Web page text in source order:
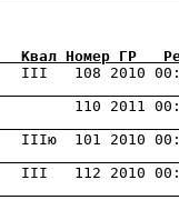
Квал Номер
III   108
IIIю  101